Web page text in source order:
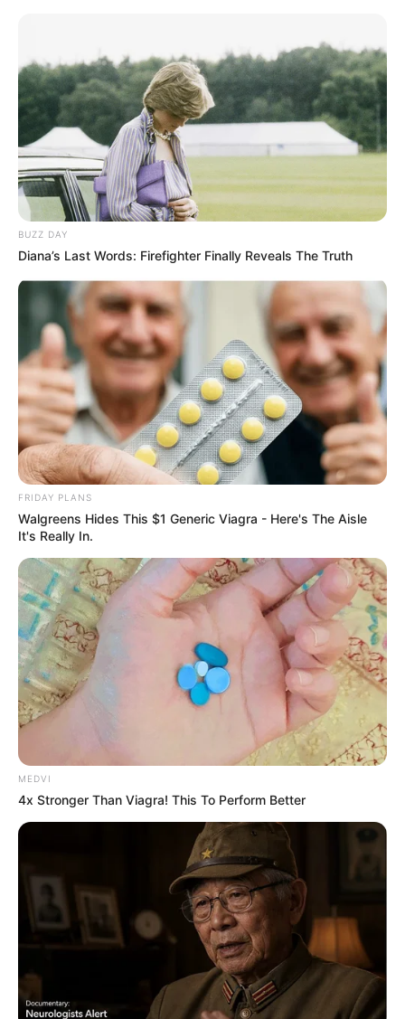
BUZZ DAY
Diana’s Last Words: Firefighter Finally Reveals The Truth
FRIDAY PLANS
Walgreens Hides This $1 Generic Viagra - Here's The Aisle
It's Really In.
MEDVI
4x Stronger Than Viagra! This To Perform Better